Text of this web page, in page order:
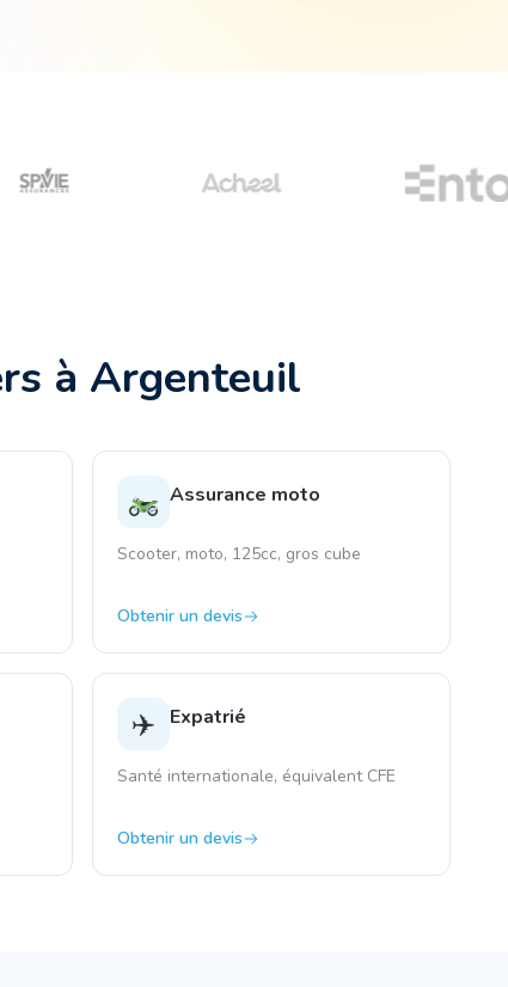
à Argenteuil
Assurance moto
Scooter, moto, 125cc, gros cube
Obtenir un devis
✈️ Expatrié
Santé internationale, équivalent CFE
Obtenir un devis